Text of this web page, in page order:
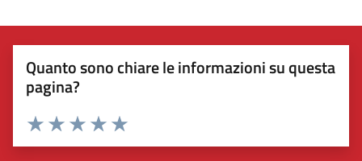
Quanto sono chiare le informazioni su questa
pagina?
Valuta 5 stelle su 5
Valuta 4 stelle su 5
Valuta 3 stelle su 5
Valuta 2 stelle su 5
Valuta 1 stelle su 5